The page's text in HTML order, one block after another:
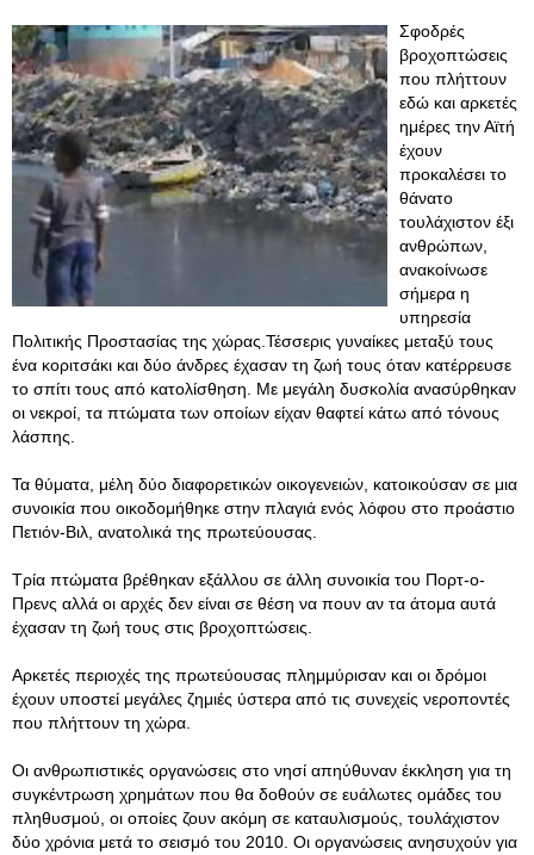
Σφοδρές
βροχοπτώσεις
που πλήττουν
εδώ και αρκετές
ημέρες την Αϊτή
έχουν
προκαλέσει το
θάνατο
τουλάχιστον έξι
ανθρώπων,
ανακοίνωσε
σήμερα η
υπηρεσία
Πολιτικής Προστασίας της χώρας.Τέσσερις γυναίκες μεταξύ τους
ένα κοριτσάκι και δύο άνδρες έχασαν τη ζωή τους όταν κατέρρευσε
το σπίτι τους από κατολίσθηση. Με μεγάλη δυσκολία ανασύρθηκαν
οι νεκροί, τα πτώματα των οποίων είχαν θαφτεί κάτω από τόνους
λάσπης.
Τα θύματα, μέλη δύο διαφορετικών οικογενειών, κατοικούσαν σε μια
συνοικία που οικοδομήθηκε στην πλαγιά ενός λόφου στο προάστιο
Πετιόν-Βιλ, ανατολικά της πρωτεύουσας.
Τρία πτώματα βρέθηκαν εξάλλου σε άλλη συνοικία του Πορτ-ο-
Πρενς αλλά οι αρχές δεν είναι σε θέση να πουν αν τα άτομα αυτά
έχασαν τη ζωή τους στις βροχοπτώσεις.
Αρκετές περιοχές της πρωτεύουσας πλημμύρισαν και οι δρόμοι
έχουν υποστεί μεγάλες ζημιές ύστερα από τις συνεχείς νεροποντές
που πλήττουν τη χώρα.
Οι ανθρωπιστικές οργανώσεις στο νησί απηύθυναν έκκληση για τη
συγκέντρωση χρημάτων που θα δοθούν σε ευάλωτες ομάδες του
πληθυσμού, οι οποίες ζουν ακόμη σε καταυλισμούς, τουλάχιστον
δύο χρόνια μετά το σεισμό του 2010. Οι οργανώσεις ανησυχούν για